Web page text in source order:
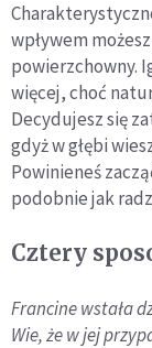
wpływem
powierzchowny.
więcej, choć
Decydujesz się
gdyż w głębi
Powinieneś
podobnie jak
Cztery
Francine wstała
Wie, że w jej